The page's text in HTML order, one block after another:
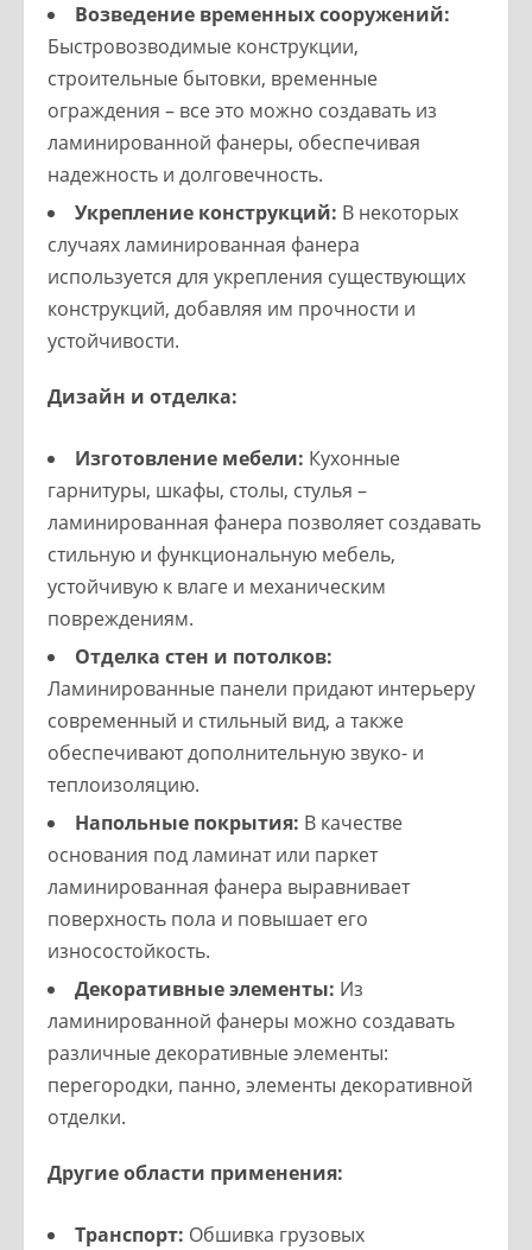
Возведение временных сооружений:
Быстровозводимые конструкции,
строительные бытовки, временные
ограждения – все это можно создавать из
ламинированной фанеры, обеспечивая
надежность и долговечность.
Укрепление конструкций: В некоторых
случаях ламинированная фанера
используется для укрепления существующих
конструкций, добавляя им прочности и
устойчивости.
Дизайн и отделка:
Изготовление мебели: Кухонные
гарнитуры, шкафы, столы, стулья –
ламинированная фанера позволяет создавать
стильную и функциональную мебель,
устойчивую к влаге и механическим
повреждениям.
Отделка стен и потолков:
Ламинированные панели придают интерьеру
современный и стильный вид, а также
обеспечивают дополнительную звуко- и
теплоизоляцию.
Напольные покрытия: В качестве
основания под ламинат или паркет
ламинированная фанера выравнивает
поверхность пола и повышает его
износостойкость.
Декоративные элементы: Из
ламинированной фанеры можно создавать
различные декоративные элементы:
перегородки, панно, элементы декоративной
отделки.
Другие области применения:
Транспорт: Обшивка грузовых